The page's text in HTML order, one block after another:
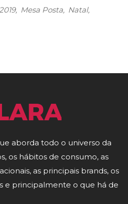
Mesa Posta
Natal
aborda todo o universo da
os hábitos de consumo, as
as principais brands, os
e principalmente o que há de